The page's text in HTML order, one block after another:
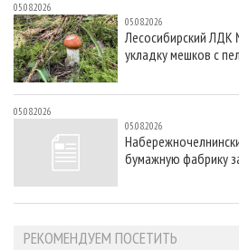
05.08.2026
05.08.2026
Лесосибирский
укладку мешков с
05.08.2026
05.08.2026
бумажную фабрику
РЕКОМЕНДУЕМ ПОСЕТИТЬ